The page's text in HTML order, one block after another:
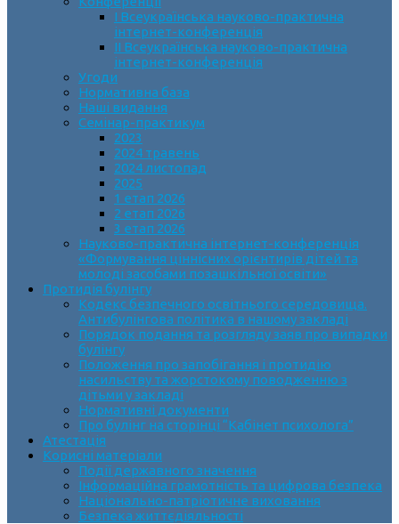
І Всеукраїнська науково-практична
інтернет-конференція
ІІ Всеукраїнська науково-практична
інтернет-конференція
Угоди
Нормативна база
Наші видання
Семінар-практикум
2023
2024 травень
2024 листопад
2025
1 етап 2026
2 етап 2026
3 етап 2026
Науково-практична інтернет-конференція
«Формування ціннісних орієнтирів дітей та
молоді засобами позашкільної освіти»
Протидія булінгу
Кодекс безпечного освітнього середовища.
Антибулінгова політика в нашому закладі
Порядок подання та розгляду заяв про випадки
булінгу
Положення про запобігання і протидію
насильству та жорстокому поводженню з
дітьми у закладі
Нормативні документи
Про булінг на сторінці “Кабінет психолога”
Атестація
Корисні матеріали
Події державного значення
Інформаційна грамотність та цифрова безпека
Національно-патріотичне виховання
Безпека життєдіяльності